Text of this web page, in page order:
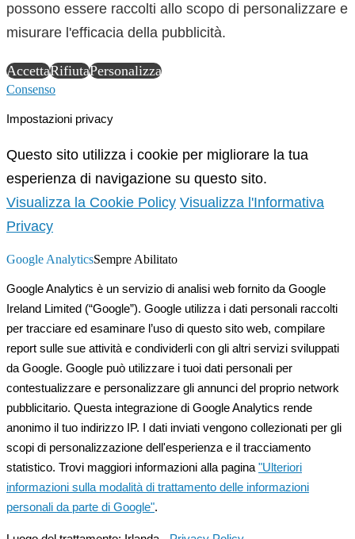
possono essere raccolti allo scopo di personalizzare e
misurare l'efficacia della pubblicità.
AccettaRifiutaPersonalizza
Consenso
Impostazioni privacy
Questo sito utilizza i cookie per migliorare la tua
esperienza di navigazione su questo sito.
Visualizza la Cookie Policy Visualizza l'Informativa
Privacy
Google AnalyticsSempre Abilitato
Google Analytics è un servizio di analisi web fornito da Google
Ireland Limited (“Google”). Google utilizza i dati personali raccolti
per tracciare ed esaminare l’uso di questo sito web, compilare
report sulle sue attività e condividerli con gli altri servizi sviluppati
da Google. Google può utilizzare i tuoi dati personali per
contestualizzare e personalizzare gli annunci del proprio network
pubblicitario. Questa integrazione di Google Analytics rende
anonimo il tuo indirizzo IP. I dati inviati vengono collezionati per gli
scopi di personalizzazione dell'esperienza e il tracciamento
statistico. Trovi maggiori informazioni alla pagina"Ulteriori
informazioni sulla modalità di trattamento delle informazioni
personali da parte di Google".